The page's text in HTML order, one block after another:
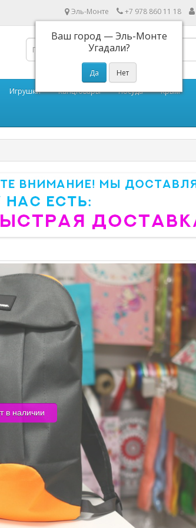
Эль-Монте
Ваш город —Эль-Монте
Угадали?
+7 978 860 11 18
Игрушки Канцтовары Посуда Крым
в наличии